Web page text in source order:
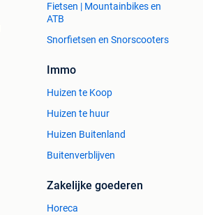
Fietsen | Mountainbikes en
ATB
Snorfietsen en Snorscooters
Immo
Huizen te Koop
Huizen te huur
Huizen Buitenland
Buitenverblijven
Zakelijke goederen
Horeca